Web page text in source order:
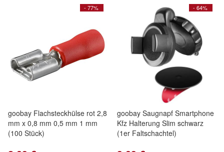
- 77%
goobay Flachsteckhülse rot 2,8
mm x 0,8 mm 0,5 mm 1 mm
(100 Stück)
- 64%
goobay Saugnapf Smartphone
Kfz Halterung Slim schwarz
(1er Faltschachtel)